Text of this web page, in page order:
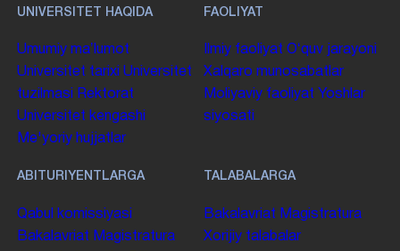
UNIVERSITET HAQIDA
Umumiy maʼlumot
Universitet tarixi Universitet
tuzilmasi
Rektorat
Universitet kengashi
Me'yoriy hujjatlar
FAOLIYAT
Ilmiy faoliyat Oʻquv jarayoni
Xalqaro munosabatlar
Moliyaviy faoliyat Yoshlar
siyosati
ABITURIYENTLARGA
Qabul komissiyasi
Bakalavriat Magistratura
TALABALARGA
Bakalavriat Magistratura
Xorijiy talabalar